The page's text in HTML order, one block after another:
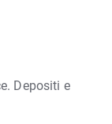
Depositi e